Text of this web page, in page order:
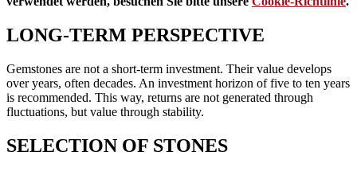
LONG-TERM PERSPECTIVE
Gemstones are not a short-term investment. Their value develops
over years, often decades. An investment horizon of five to ten years
is recommended. This way, returns are not generated through
fluctuations, but value through stability.
SELECTION OF STONES